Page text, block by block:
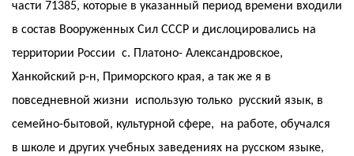
части 71385, которые в указанный период времени входили
в состав Вооруженных Сил СССР и дислоцировались на
территории России с. Платоно- Александровское,
Ханкойский р-н, Приморского края, а так же я в
повседневной жизни использую только русский язык, в
семейно-бытовой, культурной сфере, на работе, обучался
в школе и других учебных заведениях на русском языке,